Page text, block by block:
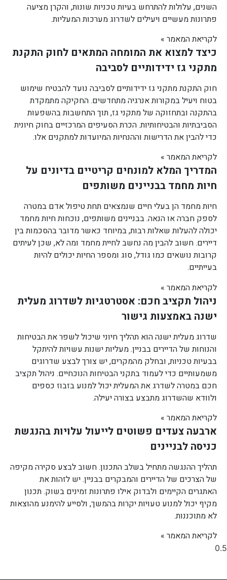
השנים, עלולות להתרחש בעיות טכניות שונות, והקרן מציעה
פתרונות מעשיים ויעילים לשדרוג מערכות המעליות.
לקריאת המאמר »
כיצד למצוא את המומחה המתאים לחוק התקנת
מתקני גז ידידותיים לסביבה
חוק התקנת מתקני גז ידידותיים לסביבה נועד להבטיח שימוש
בטוח ויעיל במקורות אנרגיה מתחדשים. החקיקה מתמקדת
בהתקנה ובתחזוקה של מתקני גז, תוך התחשבות בהשפעות
הסביבתיות והבטיחותיות. הכרת הסעיפים המרכזיים בחוק חיונית
כדי להבין את הדרישות וההנחיות המיועדות למתקנים אלו.
לקריאת המאמר »
המדריך המלא למונחים קריטיים בדיונים על
חיות מחמד בבניינים משותפים
חיות מחמד הן בעלי חיים שנמצאים תחת טיפול אדם במטרה
לספק חברה או הנאה. בבניינים משותפים, נוכחות חיות מחמד
יכולה להעלות שאלות רבות, במיוחד כאשר מדובר בהסכמות בין
דיירים. חשוב להבין מה נחשב לחיית מחמד ומה לא, שכן לעיתים
קרובות נושאים כמו גודל, סוג ומספר החיות יכולים להיות
בעייתיים.
לקריאת המאמר »
ניהול תקציב חכם: אסטרטגיות לשדרוג מעלית
ישנה באמצעות גישור
שדרוג מעלית ישנה הוא תהליך חיוני שיכול לשפר את הבטיחות
והנוחות של הדיירים בבניין. מעליות ישנות עשויות להיתקל
בבעיות טכניות, ובחלק מהמקרים, יש צורך לבצע שדרוגים
משמעותיים כדי לעמוד בתקני הבטיחות הנוכחיים. ניהול תקציב
חכם במטרה לשדרג את המעלית יכול למנוע בזבוז כספים
ולוודא שהשדרוג מתבצע בצורה יעילה.
לקריאת המאמר »
ארבעה צעדים פשוטים לייעול עלויות בהנגשת
כניסה לבניינים
תהליך ההנגשה מתחיל בשלב התכנון. חשוב לבצע סקירה מקיפה
של הצרכים של הדיירים והמבקרים בבניין. יש לזהות את
האתגרים הקיימים ולבדוק אילו פתרונות זמינים בשוק. תכנון
מקיף יכול למנוע טעויות יקרות בהמשך, ולסייע להימנע מהוצאות
לא מתוכננות.
לקריאת המאמר »